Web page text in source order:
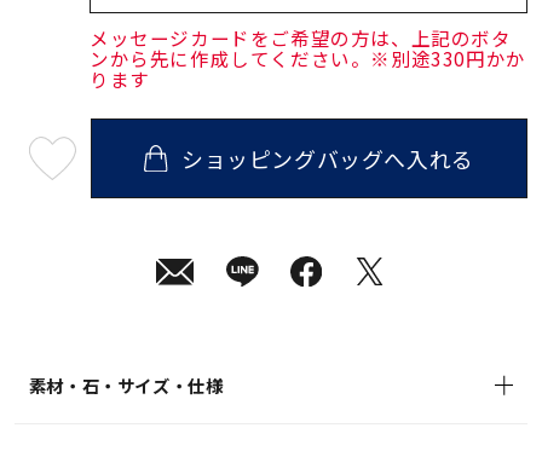
メッセージカードをご希望の方は、上記のボタ
ンから先に作成してください。※別途330円かか
ります
08
ショッピングバッグへ入れる
素材・石・サイズ・仕様